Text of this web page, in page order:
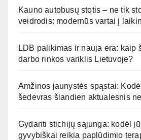
Kauno autobusų stotis – ne tik
veidrodis: modernūs vartai į
LDB palikimas ir nauja era: kaip
darbo rinkos variklis Lietuvoje?
Amžinos jaunystės spąstai:
šedevras šiandien aktualesnis
Gydanti stichijų sąjunga: kodėl
gyvybiškai reikia paplūdimio